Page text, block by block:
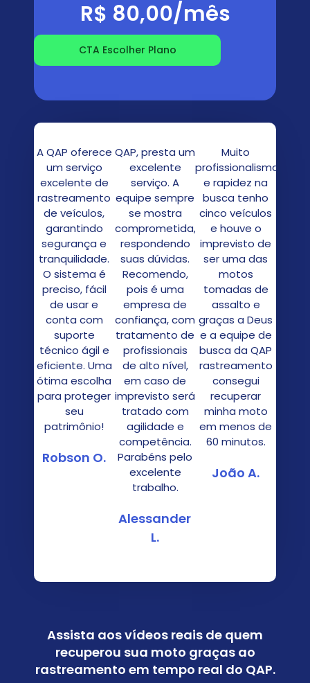
R$ 80,00/mês
CTA Escolher Plano
A QAP oferece
um serviço
excelente de
rastreamento
de veículos,
garantindo
segurança e
tranquilidade.
O sistema é
preciso, fácil
de usar e
conta com
suporte
técnico ágil e
eficiente. Uma
ótima escolha
para proteger
seu
patrimônio!
Robson O.
QAP, presta um
excelente
serviço. A
equipe sempre
se mostra
comprometida,
respondendo
suas dúvidas.
Recomendo,
pois é uma
empresa de
confiança, com
tratamento de
profissionais
de alto nível,
em caso de
imprevisto será
tratado com
agilidade e
competência.
Parabéns pelo
excelente
trabalho.
Alessander
L.
Muito
profissionalismo
e rapidez na
busca tenho
cinco veículos
e houve o
imprevisto de
ser uma das
motos
tomadas de
assalto e
graças a Deus
e a equipe de
busca da QAP
rastreamento
consegui
recuperar
minha moto
em menos de
60 minutos.
João A.
Assista aos vídeos reais de quem
recuperou sua moto graças ao
rastreamento em tempo real do QAP.